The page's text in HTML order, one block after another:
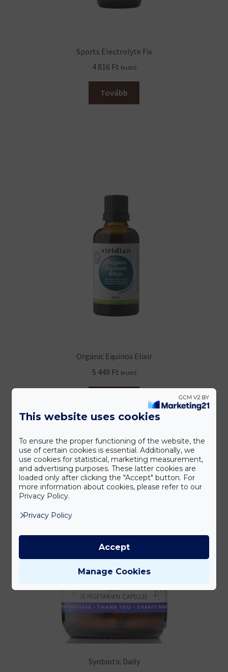
Sports Electrolyte Fix
4 816 Ft bruttó
Tovább
Organic Equinox Elixir
5 449 Ft bruttó
Synbiotic Daily
This website uses cookies
To ensure the proper functioning of the website, the
use of certain cookies is essential. Additionally, we
use cookies for statistical, marketing measurement,
and advertising purposes. These latter cookies are
loaded only after clicking the "Accept" button. For
more information about cookies, please refer to our
Privacy Policy.
Privacy Policy
Manage Cookies
Accept